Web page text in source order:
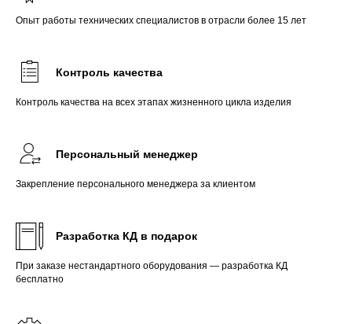
Опыт работы технических специалистов в отрасли более 15 лет
Контроль качества
Контроль качества на всех этапах жизненного цикла изделия
Персональный менеджер
Закрепление персонального менеджера за клиентом
Разработка КД в подарок
При заказе нестандартного оборудования — разработка КД
бесплатно